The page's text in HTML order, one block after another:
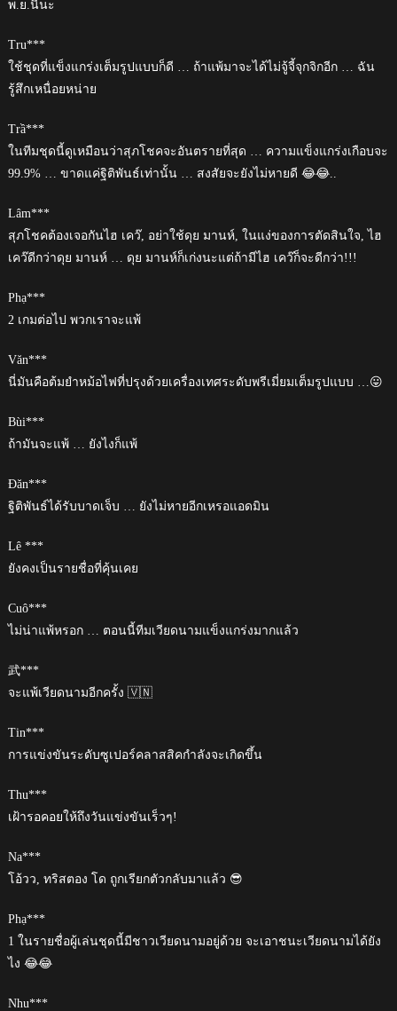
พ.ย.นี้นะ
Tru***
ใช้ชุดที่แข็งแกร่งเต็มรูปแบบก็ดี … ถ้าแพ้มาจะได้ไม่จู้จี้จุกจิกอีก … ฉัน
รู้สึกเหนื่อยหน่าย
Trầ***
ในทีมชุดนี้ดูเหมือนว่าสุภโชคจะอันตรายที่สุด … ความแข็งแกร่งเกือบจะ
99.9% … ขาดแค่ฐิติพันธ์เท่านั้น … สงสัยจะยังไม่หายดี 😂😂..
Lâm***
สุภโชคต้องเจอกันไฮ เคว๊, อย่าใช้ดุย มานห์, ในแง่ของการตัดสินใจ, ไฮ
เคว๊ดีกว่าดุย มานห์ … ดุย มานห์ก็เก่งนะแต่ถ้ามีไฮ เคว๊ก็จะดีกว่า!!!
Phạ***
2 เกมต่อไป พวกเราจะแพ้
Văn***
นี่มันคือต้มยำหม้อไฟที่ปรุงด้วยเครื่องเทศระดับพรีเมี่ยมเต็มรูปแบบ …😛
Bùi***
ถ้ามันจะแพ้ … ยังไงก็แพ้
Đăn***
ฐิติพันธ์ได้รับบาดเจ็บ … ยังไม่หายอีกเหรอแอดมิน
Lê ***
ยังคงเป็นรายชื่อที่คุ้นเคย
Cuô***
ไม่น่าแพ้หรอก … ตอนนี้ทีมเวียดนามแข็งแกร่งมากแล้ว
武***
จะแพ้เวียดนามอีกครั้ง 🇻🇳
Tin***
การแข่งขันระดับซูเปอร์คลาสสิคกำลังจะเกิดขึ้น
Thu***
เฝ้ารอคอยให้ถึงวันแข่งขันเร็วๆ!
Na***
โอ้วว, ทริสตอง โด ถูกเรียกตัวกลับมาแล้ว 😎
Phạ***
1 ในรายชื่อผู้เล่นชุดนี้มีชาวเวียดนามอยู่ด้วย จะเอาชนะเวียดนามได้ยัง
ไง 😂😂
Nhu***